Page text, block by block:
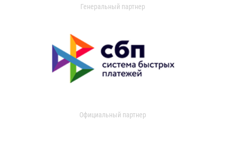
Генеральный партнер
Официальный партнер